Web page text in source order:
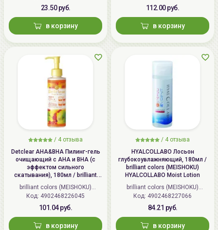
23.50 руб.
в корзину
112.00 руб.
в корзину
/ 4 отзыва
Detclear AHA&BHA Пилинг-гель
очищающий с AHA и BHA (с
эффектом сильного
скатывания), 180мл / brilliant
colors (MEISHOKU) Detclear
Bright&Peel AHA&BHA Fruits
Peeling Jelly
brilliant colors (MEISHOKU)
(Япония)
Код: 4902468226045
101.04 руб.
в корзину
/ 4 отзыва
HYALCOLLABO Лосьон
глубокоувлажняющий, 180мл /
brilliant colors (MEISHOKU)
HYALCOLLABO Moist Lotion
brilliant colors (MEISHOKU)
(Япония)
Код: 4902468227066
84.21 руб.
в корзину